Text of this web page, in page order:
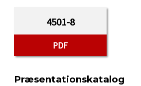
4501-8
PDF
Præsentationskatalog